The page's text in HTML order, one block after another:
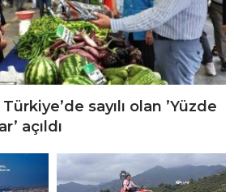
sayılı olan ’Yüzde
açıldı